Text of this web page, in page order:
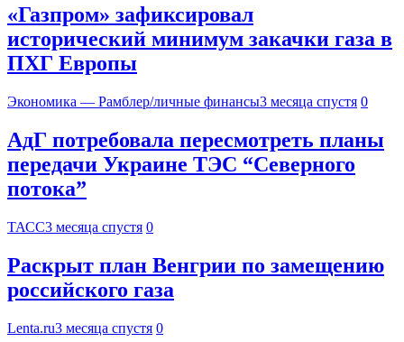
«Газпром» зафиксировал
исторический минимум закачки газа в
ПХГ Европы
Экономика — Рамблер/личные финансы3 месяца спустя 0
АдГ потребовала пересмотреть планы
передачи Украине ТЭС “Северного
потока”
ТАСС3 месяца спустя 0
Раскрыт план Венгрии по замещению
российского газа
Lenta.ru3 месяца спустя 0